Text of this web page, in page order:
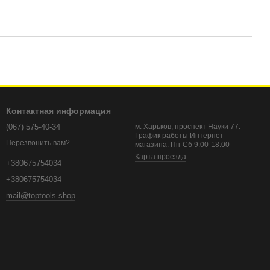
Контактная информация
(067) 575-40-34
Перезвонить вам?
+380675754034
+380675754034
mail@toptools.shop
м. Харьков, проспект Науки 77.
График работы Интернет-
магазина: Пн-Сб 9:00-18:00
Карта проезда